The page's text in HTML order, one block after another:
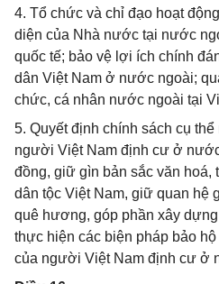
4. Tổ chức và chỉ đạo hoạt
diện của Nhà nước tại nước
quốc tế; bảo vệ lợi ích chính
dân Việt Nam ở nước ngoài;
chức, cá nhân nước ngoài tại
5. Quyết định chính sách cụ
người Việt Nam định cư ở
đồng, giữ gìn bản sắc văn hoá,
dân tộc Việt Nam, giữ quan hệ
quê hương, góp phần xây
thực hiện các biện pháp bảo
của người Việt Nam định cư ở